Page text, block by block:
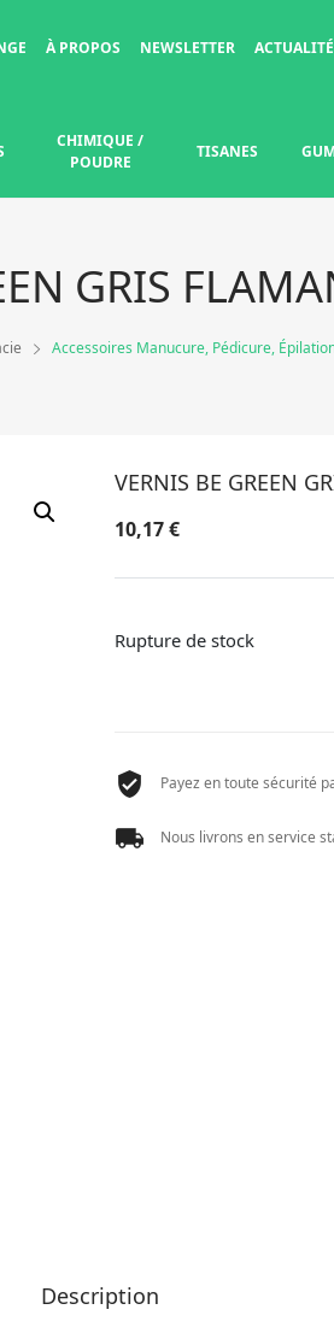
À PROPOS NEWSLETTER
CHIMIQUE /
POUDRE
TISANES
GRIS
Accessoires Manucure, Pédicure,
VERNIS BE GREEN
10,17€
Rupture de stock
Payez en toute sécurité
Nous livrons en service
Description